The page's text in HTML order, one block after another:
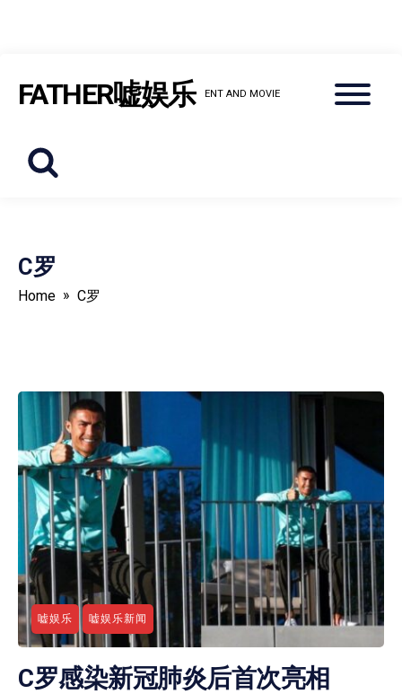
FATHER嘘娱乐 ENT AND MOVIE
Menu
C罗
Home » C罗
嘘娱乐 嘘娱乐新闻
C罗感染新冠肺炎后首次亮相